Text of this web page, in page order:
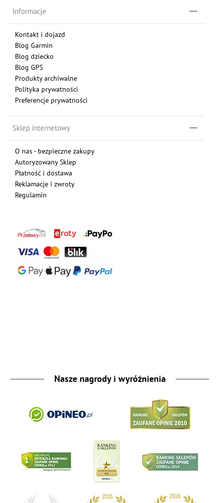
Informacje
Kontakt i dojazd
Blog Garmin
Blog dziecko
Blog GPS
Produkty archiwalne
Polityka prywatności
Preferencje prywatności
Sklep internetowy
O nas - bezpieczne zakupy
Autoryzowany Sklep
Płatność i dostawa
Reklamacje i zwroty
Regulamin
Nasze nagrody i wyróżnienia